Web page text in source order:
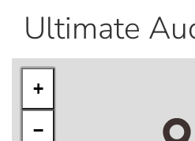
Ultimate
+
−